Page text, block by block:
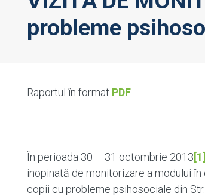
probleme
Raportul în format PDF
În perioada 30 – 31 octombrie 2013[1]
inopinată de monitorizare a modului
copii cu probleme psihosociale din